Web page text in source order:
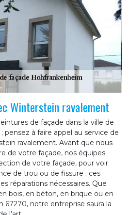
Winterstein ravalement
de façade dans la ville de
pensez à faire appel au service de
ravalement. Avant que nous
de votre façade, nos équipes
de votre façade, pour voir
de trou ou de fissure ; ces
réparations nécessaires. Que
bois, en béton, en brique ou en
67270, notre entreprise saura la